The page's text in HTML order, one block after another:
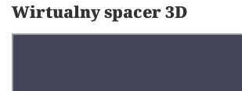
Wirtualny spacer 3D